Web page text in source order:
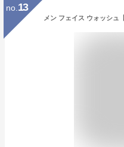
no. 13